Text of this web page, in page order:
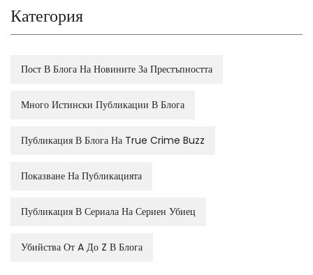
Категория
Пост В Блога На Новините За Престъпността
Много Истински Публикации В Блога
Публикация В Блога На True Crime Buzz
Показване На Публикацията
Публикация В Сериала На Сериен Убиец
Убийства От A До Z В Блога